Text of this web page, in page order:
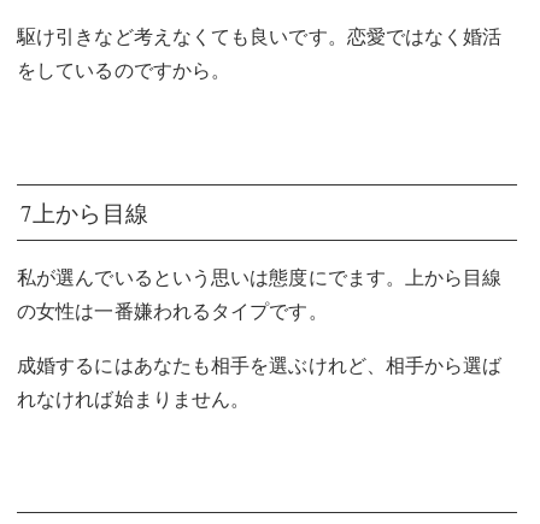
駆け引きなど考えなくても良いです。恋愛ではなく婚活
をしているのですから。
7上から目線
私が選んでいるという思いは態度にでます。上から目線
の女性は一番嫌われるタイプです。
成婚するにはあなたも相手を選ぶけれど、相手から選ば
れなければ始まりません。